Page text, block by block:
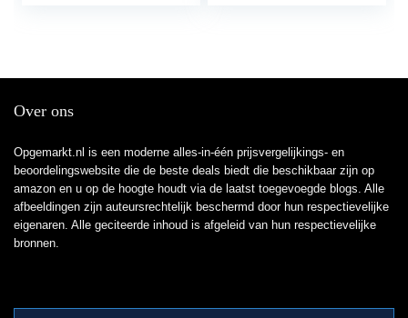
Over ons
Opgemarkt.nl is een moderne alles-in-één prijsvergelijkings- en
beoordelingswebsite die de beste deals biedt die beschikbaar zijn op
amazon en u op de hoogte houdt via de laatst toegevoegde blogs. Alle
afbeeldingen zijn auteursrechtelijk beschermd door hun respectievelijke
eigenaren. Alle geciteerde inhoud is afgeleid van hun respectievelijke
bronnen.